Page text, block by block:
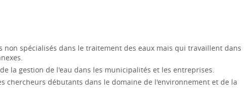
non spécialisés dans le traitement des eaux mais qui travaillent dans
la gestion de l'eau dans les municipalités et les entreprises.
chercheurs débutants dans le domaine de l'environnement et de la